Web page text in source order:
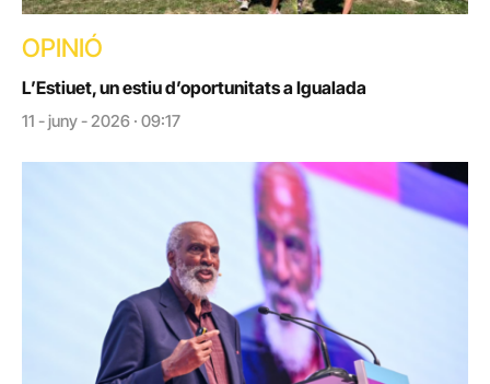
OPINIÓ
L’Estiuet, un estiu d’oportunitats a Igualada
11 - juny - 2026 · 09:17